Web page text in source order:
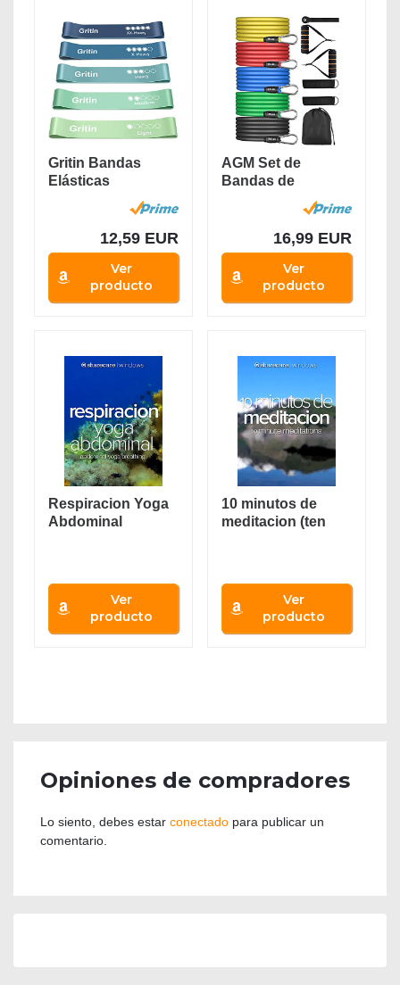
Gritin Bandas
Elásticas
Fitness/Bandas
12,59 EUR
Ver
producto
AGM Set de
Bandas de
Bandas...16,99 EUR
Ver
producto
Respiracion Yoga
Abdominal
Ver
producto
10 minutos de
meditacion (ten
Ver
producto
Opiniones de compradores
Lo siento, debes estar conectado para publicar un
comentario.